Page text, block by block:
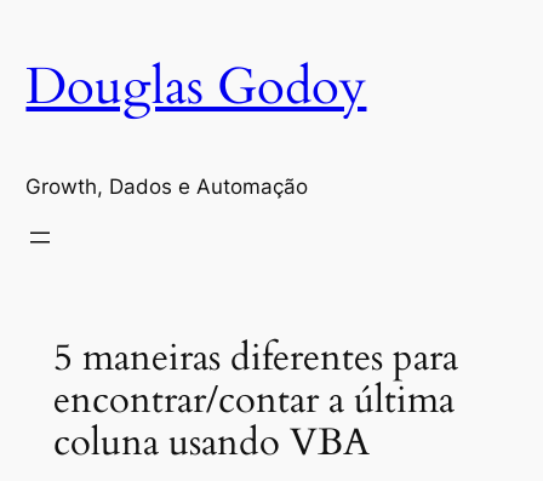
conteúdo
Douglas Godoy
Growth, Dados e Automação
5 maneiras diferentes para
encontrar/contar a última
coluna usando VBA